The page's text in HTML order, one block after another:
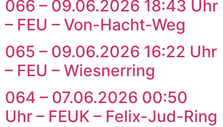
066 – 09.06.2026 18:43 Uhr
– FEU – Von-Hacht-Weg
065 – 09.06.2026 16:22 Uhr
– FEU – Wiesnerring
064 – 07.06.2026 00:50
Uhr – FEUK – Felix-Jud-Ring